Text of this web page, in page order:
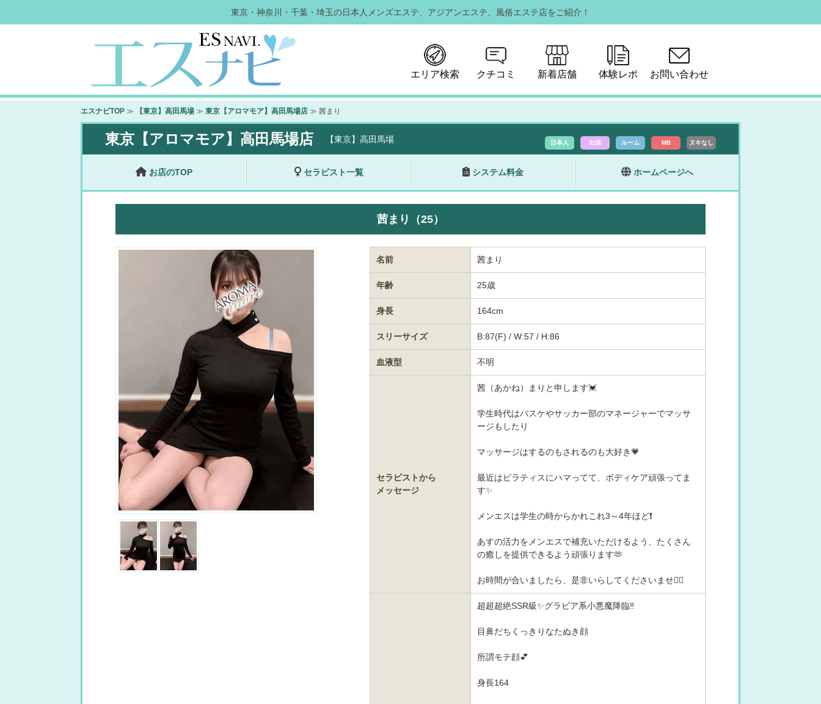
東京・神奈川・千葉・埼玉の日本人メンズエステ、 アジアンエステ、風俗エステ店をご紹介！
エリア検索 クチコミ 新着店舗 体験レポ お問い合わせ
エスナビTOP ≫ 【東京】高田馬場 ≫ 東京【アロマモア】高田馬場店 ≫ 茜まり
東京【アロマモア】高田馬場店 【東京】高田馬場 日本人 出張 ルーム MB ヌキなし
お店のTOP セラピスト一覧 システム料金 ホームページへ
茜まり（25）
名前 茜まり
年齢 25歳
身長 164cm
スリーサイズ B:87(F) / W:57 / H:86
血液型 不明
セラピストから
メッセージ
茜（あかね）まりと申します💓
学生時代はバスケやサッカー部のマネージャーでマッサ
ージもしたり
マッサージはするのもされるのも大好き💗
最近はピラティスにハマってて、ボディケア頑張ってま
す✨
メンエスは学生の時からかれこれ3～4年ほど❗
あすの活力をメンエスで補充いただけるよう、たくさん
の癒しを提供できるよう頑張ります🫶
お時間が合いましたら、是非いらしてくださいませ🙇‍♀️
超超超絶SSR級✨グラビア系小悪魔降臨‼
目鼻だちくっきりなたぬき顔
所謂モテ顔💕
身長164